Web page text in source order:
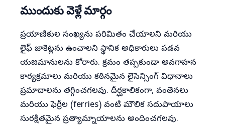
ముందుకు వెళ్లే మార్గం
ప్రయాణికుల సంఖ్యను పరిమితం చేయాలని మరియు
లైఫ్ జాకెట్లను ఉంచాలని స్థానిక అధికారులు పడవ
యజమానులను కోరారు. క్రమం తప్పకుండా అవగాహన
కార్యక్రమాలు మరియు కఠినమైన లైసెన్సింగ్ విధానాలు
ప్రమాదాలను తగ్గించగలవు. దీర్ఘకాలికంగా, వంతెనలు
మరియు ఫెర్రీల (ferries) వంటి మౌలిక సదుపాయాలు
సురక్షితమైన ప్రత్యామ్నాయాలను అందించగలవు.